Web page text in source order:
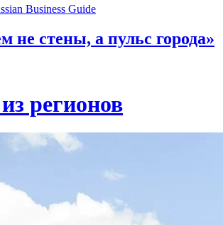
Business Guide
не стены, а пульс города»
регионов